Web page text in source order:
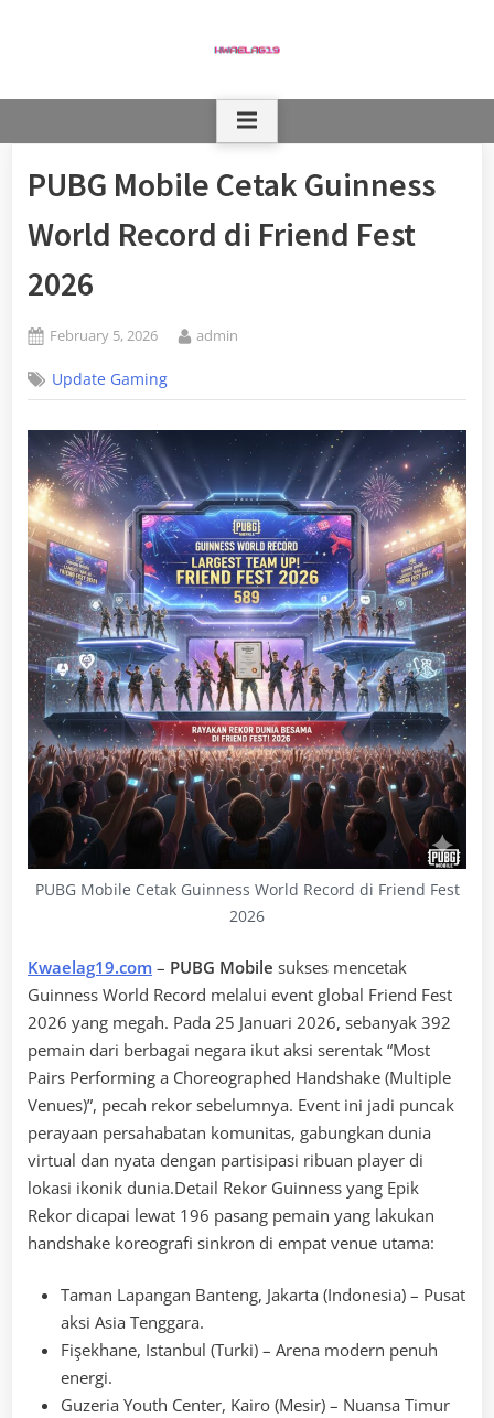
PUBG Mobile Cetak Guinness
World Record di Friend Fest
2026
Posted
February 5, 2026 By
admin
Update Gaming
PUBG Mobile Cetak Guinness World Record di Friend Fest
2026
Kwaelag19.com – PUBG Mobile sukses mencetak
Guinness World Record melalui event global Friend Fest
2026 yang megah. Pada 25 Januari 2026, sebanyak 392
pemain dari berbagai negara ikut aksi serentak “Most
Pairs Performing a Choreographed Handshake (Multiple
Venues)”, pecah rekor sebelumnya. Event ini jadi puncak
perayaan persahabatan komunitas, gabungkan dunia
virtual dan nyata dengan partisipasi ribuan player di
lokasi ikonik dunia.Detail Rekor Guinness yang Epik
Rekor dicapai lewat 196 pasang pemain yang lakukan
handshake koreografi sinkron di empat venue utama:
Taman Lapangan Banteng, Jakarta (Indonesia) – Pusat
aksi Asia Tenggara.
Fişekhane, Istanbul (Turki) – Arena modern penuh
energi.
Guzeria Youth Center, Kairo (Mesir) – Nuansa Timur